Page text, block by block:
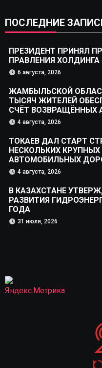
ПОСЛЕДНИЕ
ПРЕЗИДЕНТ ПРИНЯЛ
ПРАВЛЕНИЯ ХОЛДИНГА
6 августа, 2026
ЖАМБЫЛЬСКОЙ
ТЫСЯЧ ЖИТЕЛЕЙ
СЧЁТ ВОЗВРАЩЁННЫХ
4 августа, 2026
ТОКАЕВ ДАЛ СТАРТ
НЕСКОЛЬКИХ КРУПНЫХ
АВТОМОБИЛЬНЫХ
4 августа, 2026
В КАЗАХСТАНЕ
РАЗВИТИЯ
ГОДА
31 июля, 2026